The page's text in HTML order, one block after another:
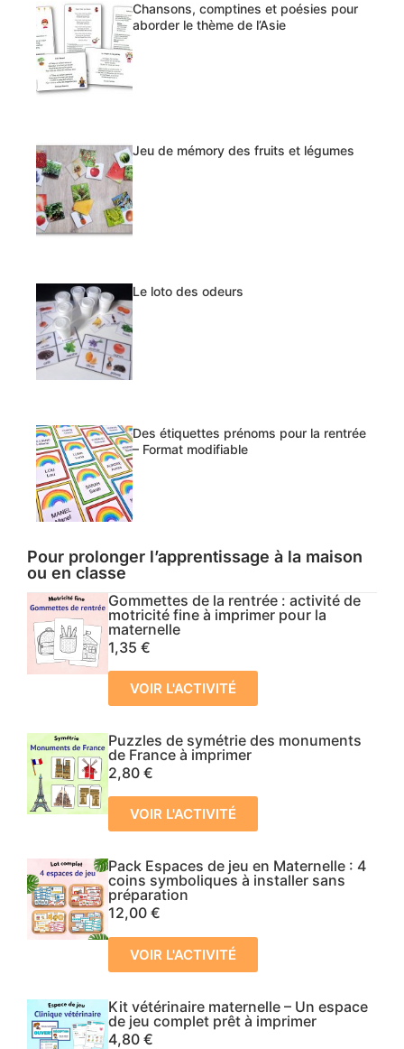
Chansons, comptines et poésies pour
aborder le thème de l’Asie
Jeu de mémory des fruits et légumes
Le loto des odeurs
Des étiquettes prénoms pour la rentrée
– Format modifiable
Pour prolonger l’apprentissage à la maison
ou en classe
Gommettes de la rentrée : activité de
motricité fine à imprimer pour la
maternelle
1,35 €
VOIR L'ACTIVITÉ
Puzzles de symétrie des monuments
de France à imprimer
2,80 €
VOIR L'ACTIVITÉ
Pack Espaces de jeu en Maternelle : 4
coins symboliques à installer sans
préparation
12,00 €
VOIR L'ACTIVITÉ
Kit vétérinaire maternelle – Un espace
de jeu complet prêt à imprimer
4,80 €